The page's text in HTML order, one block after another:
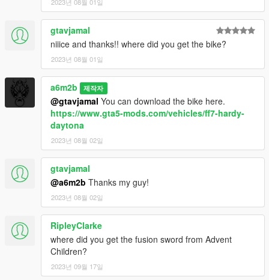
gtavjamal
niiice and thanks!! where did you get the bike?
2023년 08월 01일
a6m2b 제작자
@gtavjamal You can download the bike here.
https://www.gta5-mods.com/vehicles/ff7-hardy-
daytona
2023년 08월 02일
gtavjamal
@a6m2b Thanks my guy!
2023년 08월 02일
RipleyClarke
where did you get the fusion sword from Advent
Children?
2023년 09월 17일